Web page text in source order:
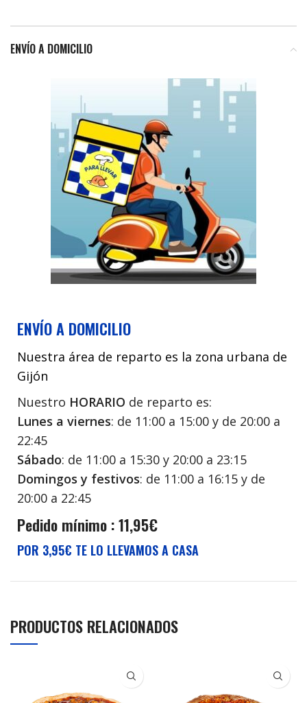
ENVÍO A DOMICILIO
ENVÍO A DOMICILIO
Nuestra área de reparto es la zona urbana de
Gijón
Nuestro HORARIO de reparto es:
Lunes a viernes: de 11:00 a 15:00 y de 20:00 a
22:45
Sábado: de 11:00 a 15:30 y 20:00 a 23:15
Domingos y festivos: de 11:00 a 16:15 y de
20:00 a 22:45
Pedido mínimo : 11,95€
POR 3,95€ TE LO LLEVAMOS A CASA
PRODUCTOS RELACIONADOS